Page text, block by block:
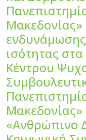
ισότητας
Κέντρου
«Ανθρώπινο